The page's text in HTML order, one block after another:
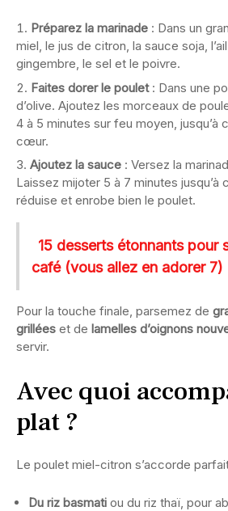
Préparez la marinade : Dans un
miel, le jus de citron, la sauce soja,
gingembre, le sel et le poivre.
Faites dorer le poulet: Dans une
d’olive. Ajoutez les morceaux de
4 à 5 minutes sur feu moyen, jusqu’à
cœur.
Ajoutez la sauce : Versez la
Laissez mijoter 5 à 7 minutes jusqu’à
réduise et enrobe bien le poulet.
15 desserts étonnants pour
café (vous allez en adorer 7)
Pour la touche finale, parsemez de
grillées et de lamelles d’oignons
servir.
Avec quoi
plat ?
Le poulet miel-citron s’accorde
Du riz basmati ou du riz thaï, pour